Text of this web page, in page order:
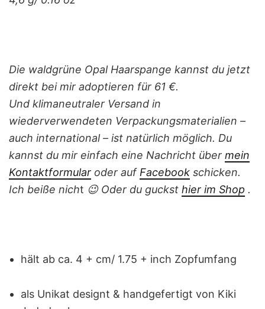
Die waldgrüne Opal Haarspange kannst du jetzt
direkt bei mir adoptieren für 61 €.
Und klimaneutraler Versand in
wiederverwendeten Verpackungsmaterialien –
auch international – ist natürlich möglich. Du
kannst du mir einfach eine Nachricht über mein
Kontaktformular oder aufFacebook schicken.
Ich beiße nicht 😉 Oder du guckst hier im Shop .
hält ab ca. 4 + cm/ 1.75 + inch Zopfumfang
als Unikat designt & handgefertigt von Kiki